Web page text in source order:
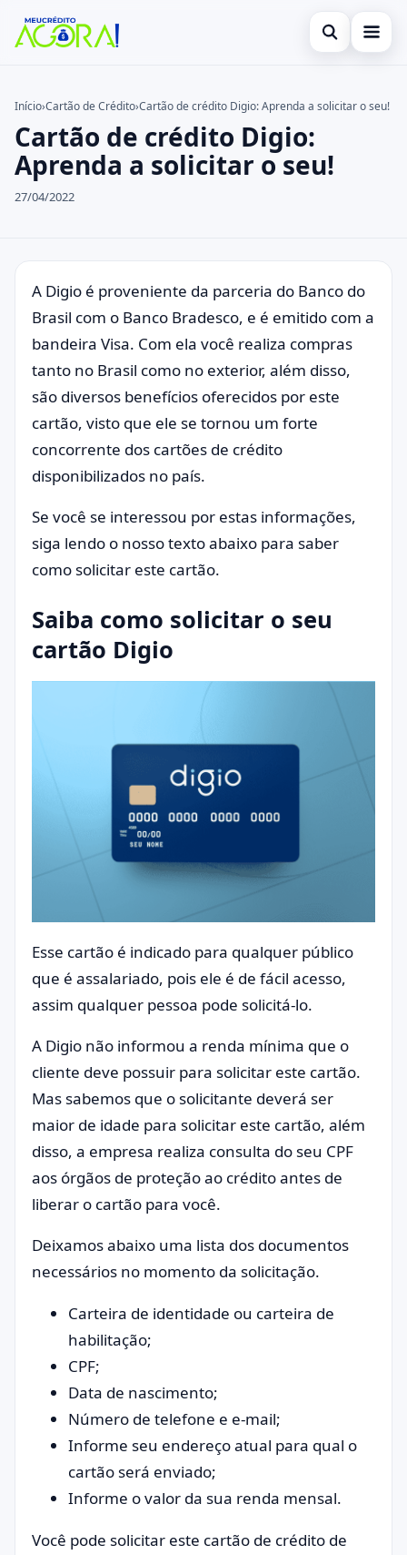
Abrir busca
Cartão de Crédito
Empréstimo
Buscar no site
Buscar por:
Pressione Enter para buscar ou ESC para fechar.
Início›Cartão de Crédito›Cartão de crédito Digio: Aprenda a solicitar o seu!
Cartão de crédito Digio:
Aprenda a solicitar o seu!
27/04/2022
A Digio é proveniente da parceria do Banco do
Brasil com o Banco Bradesco, e é emitido com a
bandeira Visa. Com ela você realiza compras
tanto no Brasil como no exterior, além disso,
são diversos benefícios oferecidos por este
cartão, visto que ele se tornou um forte
concorrente dos cartões de crédito
disponibilizados no país.
Se você se interessou por estas informações,
siga lendo o nosso texto abaixo para saber
como solicitar este cartão.
Saiba como solicitar o seu
cartão Digio
Esse cartão é indicado para qualquer público
que é assalariado, pois ele é de fácil acesso,
assim qualquer pessoa pode solicitá-lo.
A Digio não informou a renda mínima que o
cliente deve possuir para solicitar este cartão.
Mas sabemos que o solicitante deverá ser
maior de idade para solicitar este cartão, além
disso, a empresa realiza consulta do seu CPF
aos órgãos de proteção ao crédito antes de
liberar o cartão para você.
Deixamos abaixo uma lista dos documentos
necessários no momento da solicitação.
Carteira de identidade ou carteira de
habilitação;
CPF;
Data de nascimento;
Número de telefone e e-mail;
Informe seu endereço atual para qual o
cartão será enviado;
Informe o valor da sua renda mensal.
Você pode solicitar este cartão de crédito de